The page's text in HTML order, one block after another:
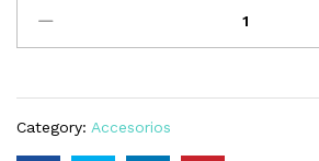
Batería
Libercar
Litium
Category: Accesorios